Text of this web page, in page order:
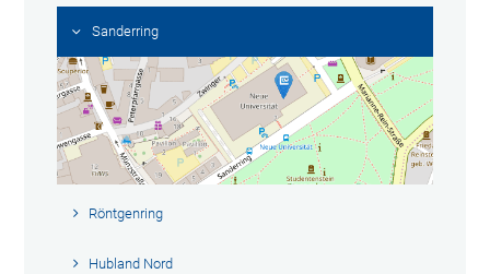
Sanderring
Röntgenring
Hubland Nord